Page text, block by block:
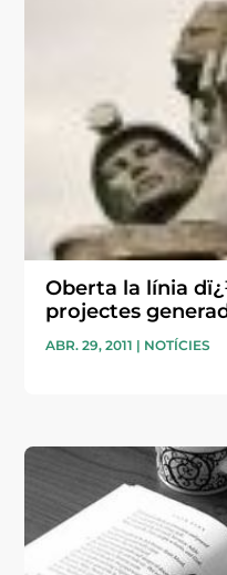
Oberta la línia
projectes
ABR. 29, 2011 | NOTÍCIES